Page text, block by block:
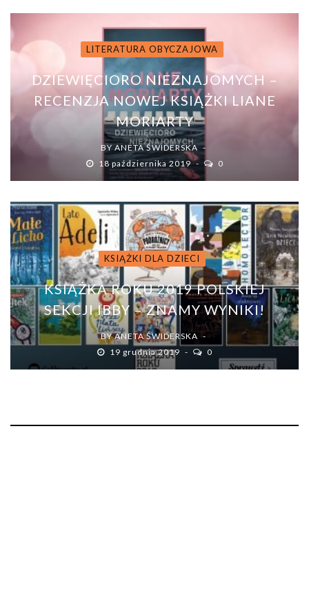
LITERATURA OBYCZAJOWA
DZIEWIĘCIORO NIEZNAJOMYCH –
RECENZJA NOWEJ KSIĄŻKI LIANE
MORIARTY
BYANETA ŚWIDERSKA
18 października 2019
0
KSIĄŻKI DLA DZIECI
KSIĄŻKA ROKU 2019 POLSKIEJ
SEKCJI IBBY – ZNAMY WYNIKI!
BYANETA ŚWIDERSKA
19 grudnia 2019
0